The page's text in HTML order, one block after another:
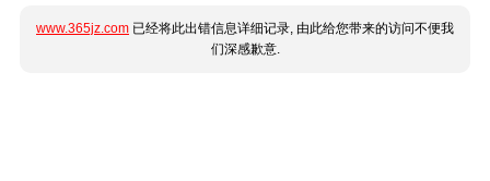
www.365jz.com 已经将此出错信息详细记录, 由此给您带来的访问不便我
们深感歉意.